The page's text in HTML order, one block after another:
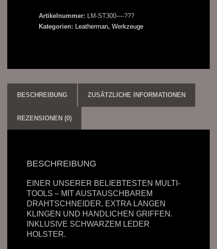
Artikelnummer: LM-ST300----???
Kategorien: Leatherman, Werkzeuge
BESCHREIBUNG ZUSÄTZLICHE INFORMATIONEN
REZENSIONEN (0)
BESCHREIBUNG
EINER UNSERER BELIEBTESTEN MULTI-
TOOLS – MIT AUSTAUSCHBAREM
DRAHTSCHNEIDER, EXTRA LANGEN
KLINGEN UND HANDLICHEN GRIFFEN.
INKLUSIVE SCHWARZEM LEDER
HOLSTER.